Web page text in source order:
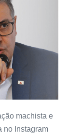
machista e
no Instagram